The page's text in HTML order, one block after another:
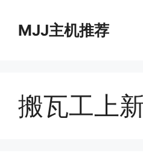
MJJ主机推荐
搬瓦工上